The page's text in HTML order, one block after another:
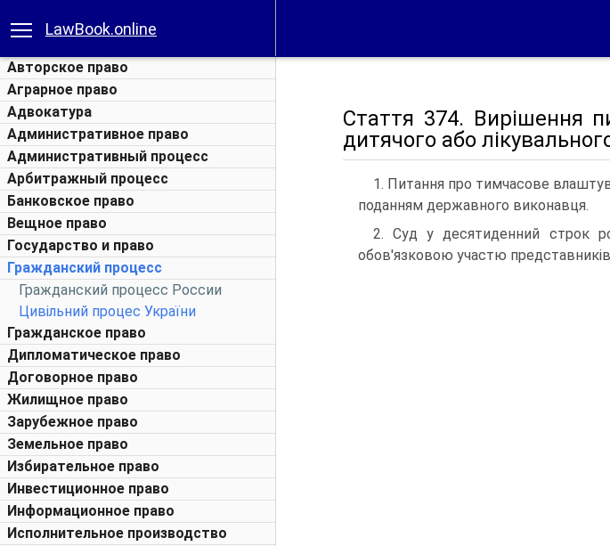
LawBook.online
Авторское право
Аграрное право
Адвокатура
Административное право
Административный процесс
Арбитражный процесс
Банковское право
Вещное право
Государство и право
Гражданский процесс
Гражданский процесс России
Цивільний процес України
Гражданское право
Дипломатическое право
Договорное право
Жилищное право
Зарубежное право
Земельное право
Избирательное право
Инвестиционное право
Информационное право
Исполнительное производство
Стаття 374. Вирішення
дитячого або
1. Питання про тимчасове
поданням державного виконавця.
2. Суд у десятиденний строк
обов'язковою участю представників